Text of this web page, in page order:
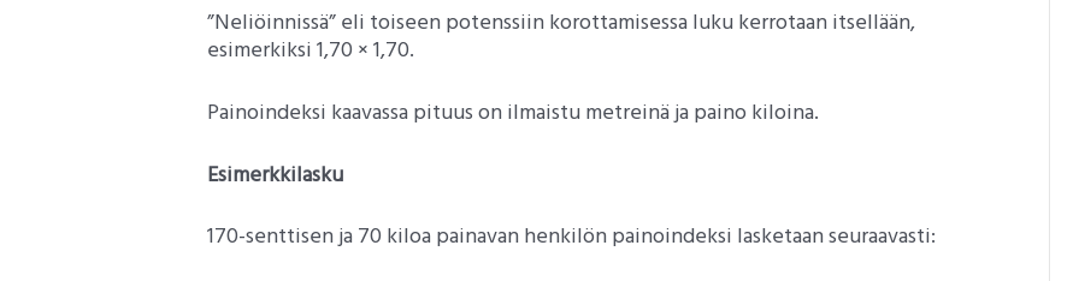
”Neliöinnissä” eli toiseen potenssiin korottamisessa luku kerrotaan itsellään,
esimerkiksi 1,70 × 1,70.
Painoindeksi kaavassa pituus on ilmaistu metreinä ja paino kiloina.
Esimerkkilasku
170-senttisen ja 70 kiloa painavan henkilön painoindeksi lasketaan seuraavasti: